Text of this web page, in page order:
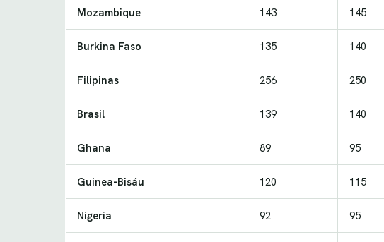
Mozambique 143 145
Burkina Faso 135 140
Filipinas 256 250
Brasil 139 140
Ghana 89 95
Guinea-Bisáu 120 115
Nigeria 92 95